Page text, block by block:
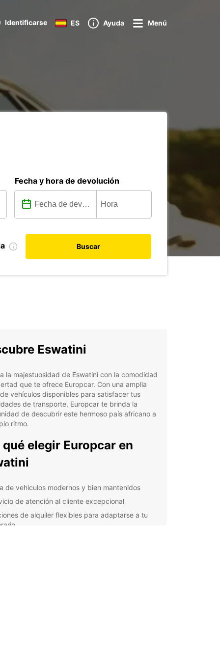
Identificarse ES Ayuda Menú
Fecha y hora de devolución
Buscar
Eswatini
la majestuosidad de Eswatini con la comodidad
que te ofrece Europcar. Con una amplia
vehículos disponibles para satisfacer tus
de transporte, Europcar te brinda la
de descubrir este hermoso país africano a
ritmo.
qué elegir Europcar en
de vehículos modernos y bien mantenidos
de atención al cliente excepcional
de alquiler flexibles para adaptarse a tu